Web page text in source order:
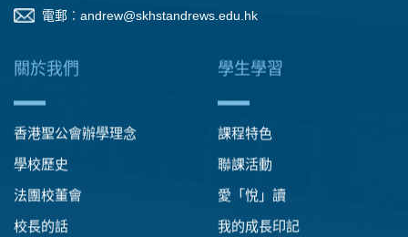
電郵︰ andrew@skhstandrews.edu.hk
關於我們
香港聖公會辦學理念
學校歷史
法團校董會
校長的話
學生學習
課程特色
聯課活動
愛「悅」讀
我的成長印記